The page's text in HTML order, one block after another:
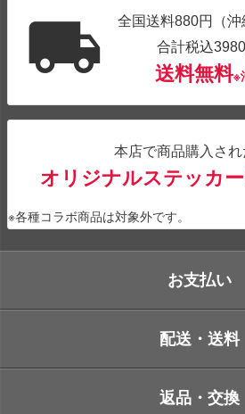
全国送料880円（
合計税込
送料無料※
本店で商品購入さ
オリジナルステッカ
※各種コラボ商品は対象外です。
お支払い
配送・送料
返品・交換